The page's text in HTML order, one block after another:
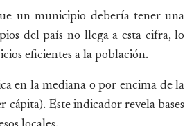
un municipio debería tener una
del país no llega a esta cifra, lo
eficientes a la población.
en la mediana o por encima de la
Este indicador revela bases